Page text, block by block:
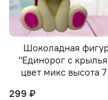
Шоколадная
"Единорог с
цвет микс высота
299 ₽